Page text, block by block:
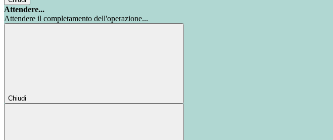
Attendere...
Attendere il completamento dell'operazione...
Chiudi